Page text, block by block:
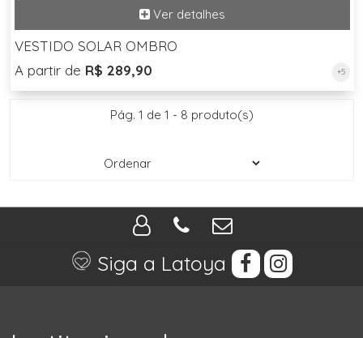
VESTIDO SOLAR OMBRO
A partir de R$ 289,90 +5
Pág. 1 de 1 - 8 produto(s)
Siga a Latoya